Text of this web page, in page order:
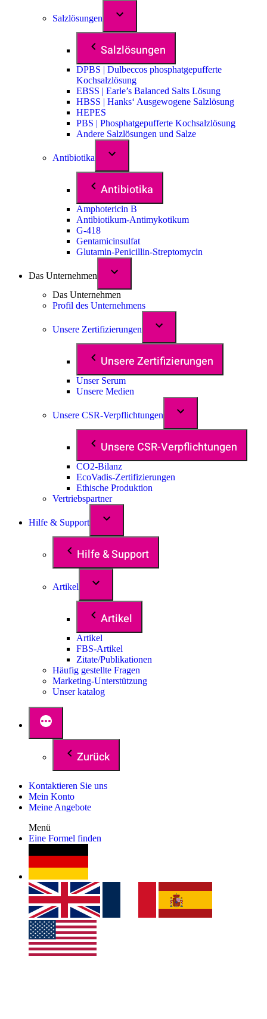
Salzlösungen
Salzlösungen
DPBS | Dulbeccos phosphatgepufferte
Kochsalzlösung
EBSS | Earle’s Balanced Salts Lösung
HBSS | Hanks‘ Ausgewogene Salzlösung
HEPES
PBS | Phosphatgepufferte Kochsalzlösung
Andere Salzlösungen und Salze
Antibiotika
Antibiotika
Amphotericin B
Antibiotikum-Antimykotikum
G-418
Gentamicinsulfat
Glutamin-Penicillin-Streptomycin
Das Unternehmen
Das Unternehmen
Profil des Unternehmens
Unsere Zertifizierungen
Unsere Zertifizierungen
Unser Serum
Unsere Medien
Unsere CSR-Verpflichtungen
Unsere CSR-Verpflichtungen
CO2-Bilanz
EcoVadis-Zertifizierungen
Ethische Produktion
Vertriebspartner
Hilfe & Support
Hilfe & Support
Artikel
Artikel
Artikel
FBS-Artikel
Zitate/Publikationen
Häufig gestellte Fragen
Marketing-Unterstützung
Unser katalog
Zurück
Kontaktieren Sie uns
Mein Konto
Meine Angebote
Menü
Eine Formel finden